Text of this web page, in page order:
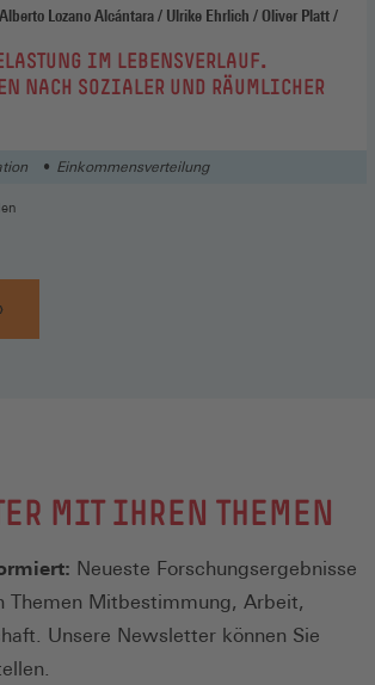
IM LEBENSVERLAUF.
NACH SOZIALER UND RÄUMLICHER
Einkommensverteilung
MIT IHREN THEMEN
Neueste Forschungsergebnisse
Themen Mitbestimmung, Arbeit,
Unsere Newsletter können Sie